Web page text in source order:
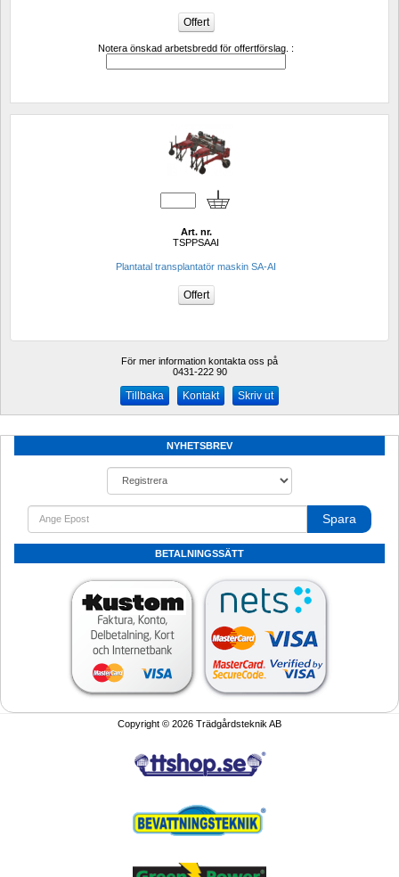
Notera önskad arbetsbredd för offertförslag. :
Art. nr.
TSPPSAAI
Plantatal transplantatör maskin SA-AI
För mer information kontakta oss på
0431-222 90
Kontakt Skriv ut
NYHETSBREV
Spara
BETALNINGSSÄTT
Copyright © 2026 Trädgårdsteknik AB